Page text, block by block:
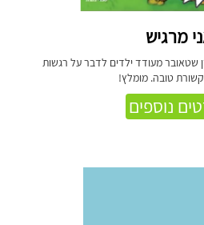
מרגיש
מעודד ילדים לדבר על רגשות
טובה. מומלץ!
נוספים